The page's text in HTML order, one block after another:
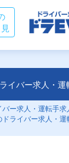
イバー求人・運
ー求人・運転手
ライバー求人・運